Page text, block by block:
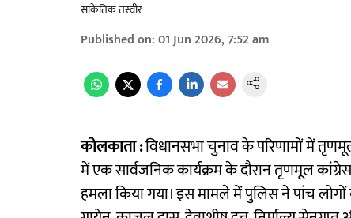
सांकेतिक तस्वीर
Published on:01 Jun 2026, 7:52 am
कोलकाता :विधानसभा चुनाव के परिणामों में
में एक सार्वजनिक कार्यक्रम के दौरान तृणमूल
हमला किया गया। इस मामले में पुलिस ने पांच